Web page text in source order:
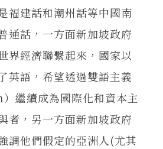
福建話和潮州話等中國南
通話，一方面新加坡政府
界經濟聯繫起來，國家以
英語，希望透過雙語主義
繼續成為國際化和資本主
者，另一方面新加坡政府
調他們假定的亞洲人(尤其